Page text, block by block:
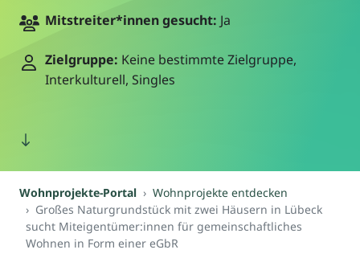
Mitstreiter*innen gesucht: Ja
Zielgruppe: Keine bestimmte Zielgruppe,
Interkulturell, Singles
Wohnprojekte-Portal
Wohnprojekte entdecken
Großes Naturgrundstück mit zwei Häusern in Lübeck
sucht Miteigentümer:innen für gemeinschaftliches
Wohnen in Form einer eGbR